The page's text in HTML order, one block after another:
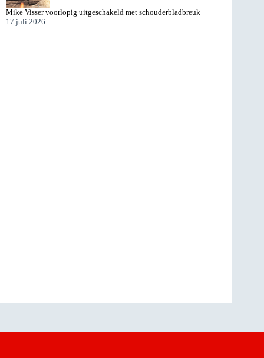
Mike Visser voorlopig uitgeschakeld met schouderbladbreuk
17 juli 2026